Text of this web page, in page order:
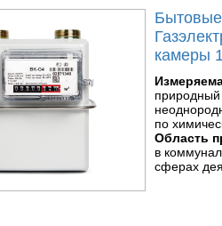
камеры
природный
по
Область
в
сферах